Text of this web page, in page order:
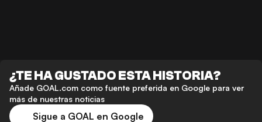
¿TE HA GUSTADO ESTA HISTORIA?
Añade GOAL.com como fuente preferida en Google para ver
más de nuestras noticias
Sigue a GOAL en Google